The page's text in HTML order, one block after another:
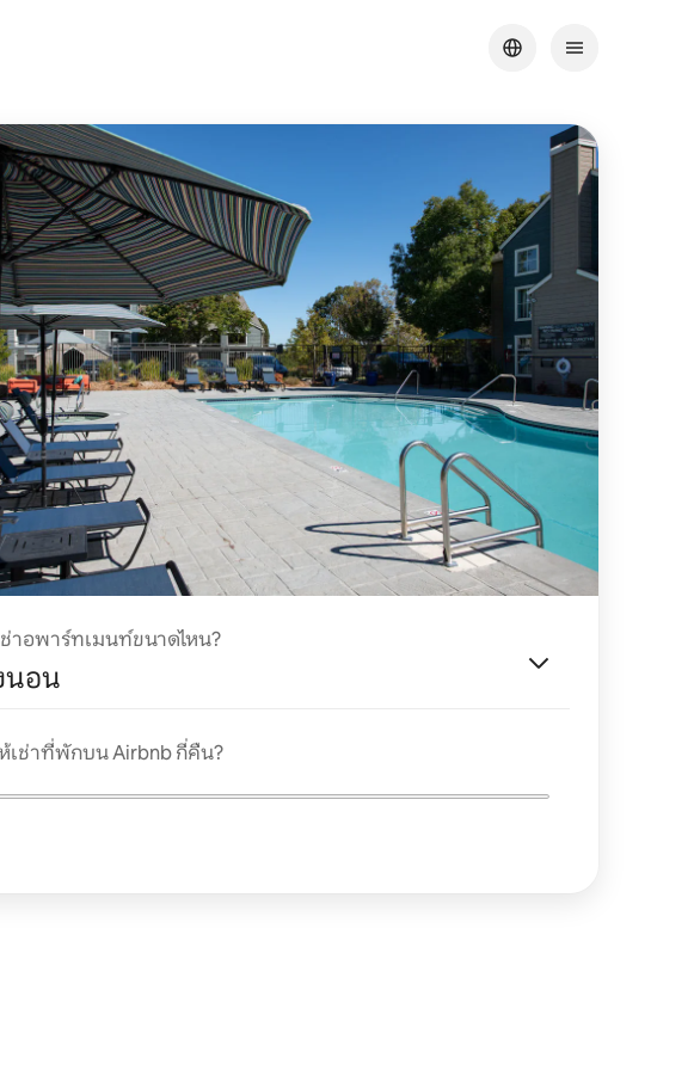
าอพาร์ทเมนท์ขนาดไหน?
นอน
เช่าที่พักบน Airbnb กี่คืน?